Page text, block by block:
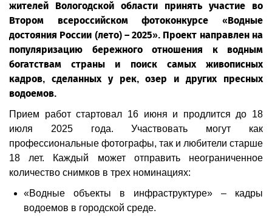
жителей Вологодской области принять участие во
Втором всероссийском фотоконкурсе «Водные
достояния России (лето) – 2025». Проект направлен на
популяризацию бережного отношения к водным
богатствам страны и поиск самых живописных
кадров, сделанных у рек, озер и других пресных
водоемов.
Прием работ стартовал 16 июня и продлится до 18
июля 2025 года. Участвовать могут как
профессиональные фотографы, так и любители старше
18 лет. Каждый может отправить неограниченное
количество снимков в трех номинациях:
«Водные объекты в инфраструктуре» – кадры
водоемов в городской среде.